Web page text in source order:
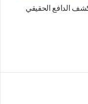
الدافع الحقيقي